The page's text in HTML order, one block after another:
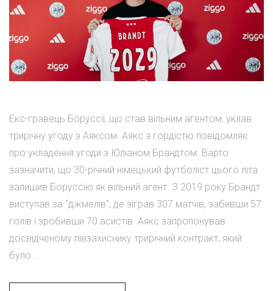
Екс-гравець Боруссії, що став вільним агентом, уклав
трирічну угоду з Аяксом. Аякс з гордістю повідомляє
про укладення угоди з Юліаном Брандтом. Варто
зазначити, що 30-річний німецький футболіст цього літа
залишив Боруссію як вільний агент. З 2019 року Брандт
виступав за "джмелів", де зіграв 307 матчів, забивши 57
голів і зробивши 70 асистів. Аякс запропонував
досвідченому півзахиснику трирічний контракт, який
було...